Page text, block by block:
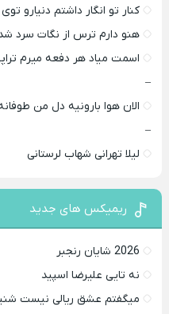
کنار تو انگار داشتم دنیارو
هنو دارم ترس از نگات سرد
اسمت میاد هر دفعه میرم
–
الان هوا بارونیه دل من
–
لیلا تهرانی شهاب لرستانی
ریمیکس های جدید
2026 شایان رنجبر
نه تایی علیرضا اسپید
میگفتم عشق ریالی نیست